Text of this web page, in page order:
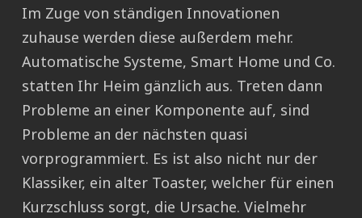
Im Zuge von ständigen Innovationen
zuhause werden diese außerdem mehr.
Automatische Systeme, Smart Home und Co.
statten Ihr Heim gänzlich aus. Treten dann
Probleme an einer Komponente auf, sind
Probleme an der nächsten quasi
vorprogrammiert. Es ist also nicht nur der
Klassiker, ein alter Toaster, welcher für einen
Kurzschluss sorgt, die Ursache. Vielmehr